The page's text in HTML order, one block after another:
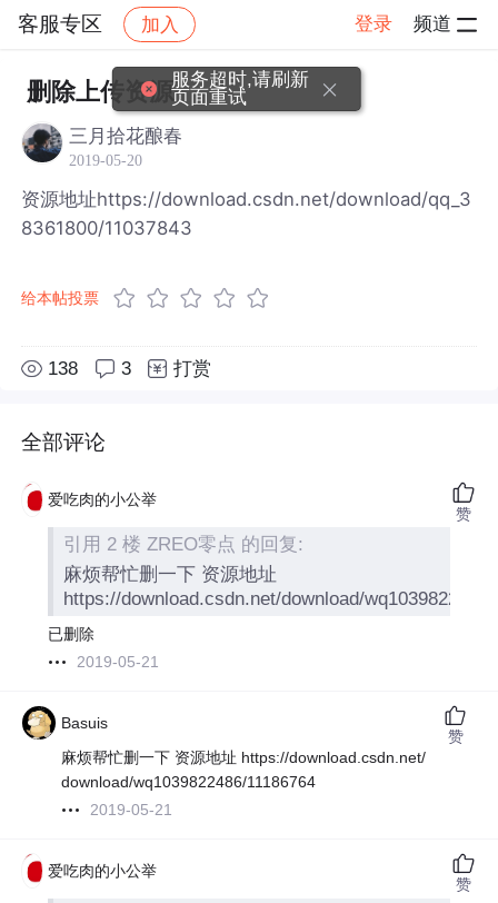
客服专区 加入 登录 频道
社区 客服专区 帖子详情
删除上传资源
三月拾花酿春
2019-05-20
资源地址https://download.csdn.net/download/qq_3
8361800/11037843
给本帖投票
138 3 打赏
全部评论
爱吃肉的小公举
引用 2 楼 ZREO零点 的回复:
麻烦帮忙删一下 资源地址
https://download.csdn.net/download/wq1039822486/
已删除
2019-05-21
赞
Basuis
麻烦帮忙删一下 资源地址 https://download.csdn.net/
download/wq1039822486/11186764
2019-05-21
赞
爱吃肉的小公举
赞
服务超时,请刷新
页面重试